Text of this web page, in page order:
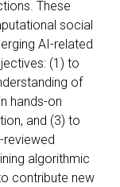
These
social
AI-related
(1) to
of
hands-on
and (3) to
algorithmic
contribute new